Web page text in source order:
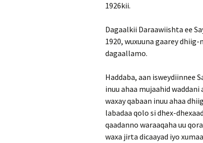
1926kii.
Dagaalkii Daraawiishta ee
1920, wuxuuna gaarey
dagaallamo.
Haddaba, aan isweydiinnee
inuu ahaa mujaahid
waxay qabaan inuu ahaa
labadaa qolo si dhex-
qaadanno waraaqaha uu
waxa jirta dicaayad iyo